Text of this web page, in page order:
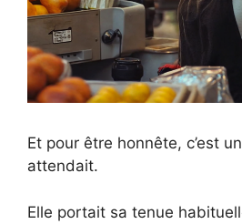
Et pour être honnête, c’est
attendait.
Elle portait sa tenue